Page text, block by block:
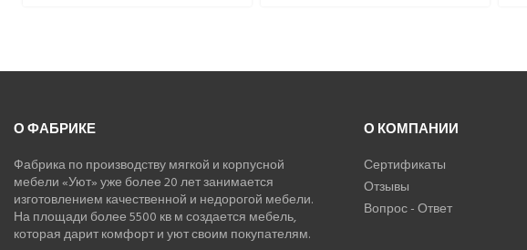
О ФАБРИКЕ
Фабрика по производству мягкой и корпусной
мебели «Уют» уже более 20 лет занимается
изготовлением качественной и недорогой мебели.
На площади более 5500 кв м создается мебель,
которая дарит комфорт и уют своим покупателям.
О КОМПАНИИ
Сертификаты
Отзывы
Вопрос - Ответ